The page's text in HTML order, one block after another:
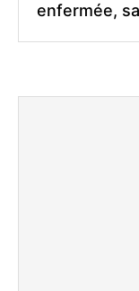
enfermée,